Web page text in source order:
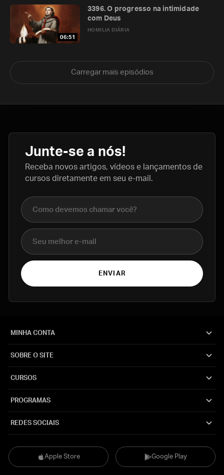
06:51
HOMILIA DIÁRIA
3396. O progresso na intimidade
com Deus
Carregar mais episódios
Junte-se a nós!
Receba novos artigos, vídeos e lançamentos de
cursos diretamente em seu e-mail.
Nome completo
E-mail
ENVIAR
Apple Store Google Play
MINHA CONTA
SOBRE O SITE
CURSOS
PROGRAMAS
REDES SOCIAIS